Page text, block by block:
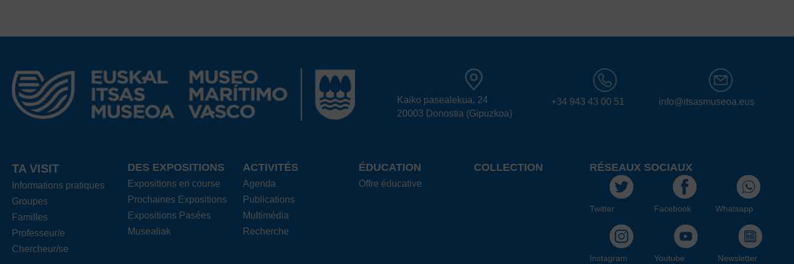
Kaiko pasealekua, 24
20003 Donostia (Gipuzkoa)
+34 943 43 00 51 info@itsasmuseoa.eus
TA VISIT
Informations pratiques
Groupes
Familles
Professeur/e
Chercheur/se
DES EXPOSITIONS
Expositions en course
Prochaines Expositions
Expositions Pasées
Musealiak
ACTIVITÉS
Agenda
Publications
Multimédia
Recherche
ÉDUCATION
Offre éducative
COLLECTION RÉSEAUX SOCIAUX
Twitter Facebook Whatsapp
Instagram Youtube Newsletter